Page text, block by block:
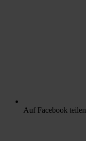
Auf Facebook teilen